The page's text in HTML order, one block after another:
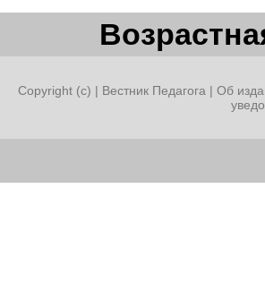
Copyright (c) | Вестник Педагога | Об